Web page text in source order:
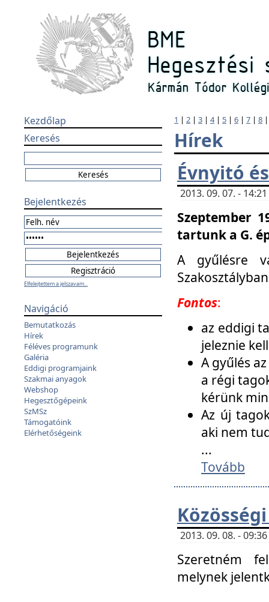
Kezdőlap
Keresés
Bejelentkezés
Elfelejtettem a jelszavam...
Navigáció
Bemutatkozás
Hírek
Féléves programunk
Galéria
Eddigi programjaink
Szakmai anyagok
Webshop
Hegesztőgépeink
SzMSz
Támogatóink
Elérhetőségeink
1 | 2 | 3 | 4| 5 | 6 | 7 | 8
Hírek
Évnyitó
2013. 09. 07. -
Szeptember
tartunk a G.
A gyűlésre
Fontos:
az eddigi
jeleznie
A gyűlés
a régi
kérünk
Az új
aki nem
...
Tovább
2013. 09. 08. -
Szeretném
melynek